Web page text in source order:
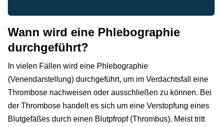
Wann wird eine Phlebographie
durchgeführt?
In vielen Fällen wird eine Phlebographie
(Venendarstellung) durchgeführt, um im Verdachtsfall eine
Thrombose nachweisen oder ausschließen zu können. Bei
der Thrombose handelt es sich um eine Verstopfung eines
Blutgefäßes durch einen Blutpfropf (Thrombus). Meist tritt